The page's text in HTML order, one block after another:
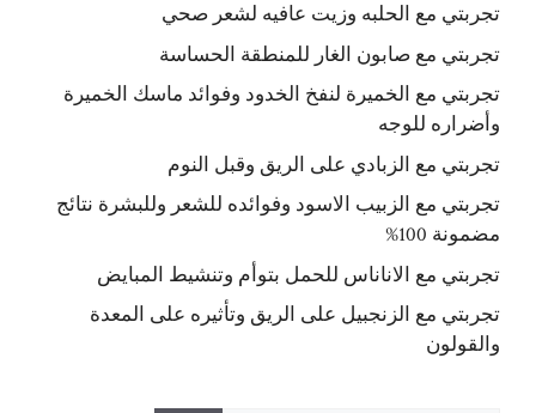
تجربتي مع الحلبه وزيت عافيه لشعر صحي
تجربتي مع صابون الغار للمنطقة الحساسة
تجربتي مع الخميرة لنفخ الخدود وفوائد ماسك الخميرة
وأضراره للوجه
تجربتي مع الزبادي على الريق وقبل النوم
تجربتي مع الزبيب الاسود وفوائده للشعر وللبشرة نتائج
مضمونة 100%
تجربتي مع الاناناس للحمل بتوأم وتنشيط المبايض
تجربتي مع الزنجبيل على الريق وتأثيره على المعدة
والقولون